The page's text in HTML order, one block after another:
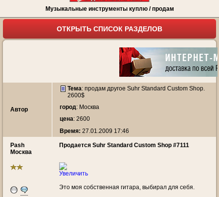
Музыкальные инструменты куплю / продам
ОТКРЫТЬ СПИСОК РАЗДЕЛОВ
Автор
Тема: продам другое Suhr Standard Custom Shop.
2600$
город: Москва
цена: 2600
Время: 27.01.2009 17:46
Pash
Москва
Продается Suhr Standard Custom Shop #7111
Увеличить
Это моя собственная гитара, выбирал для себя.